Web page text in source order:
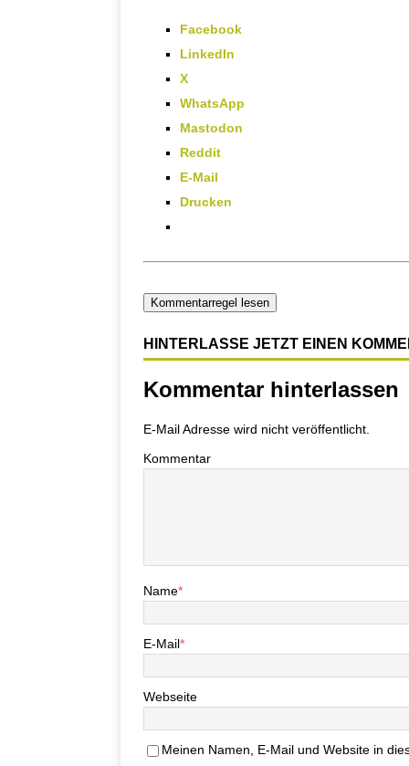
Facebook
LinkedIn
X
WhatsApp
Mastodon
Reddit
E-Mail
Drucken
Kommentarregel lesen
HINTERLASSE JETZT EINEN
Kommentar hinterlassen
E-Mail Adresse wird nicht veröffentlicht.
Kommentar
Name*
E-Mail*
Webseite
Meinen Namen, E-Mail und Website in